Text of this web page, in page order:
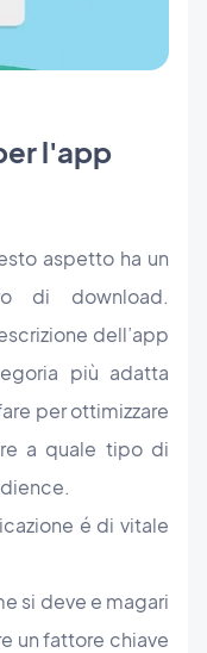
l'app
aspetto ha un
di download.
dell’app
più adatta
per ottimizzare
a quale tipo di
é di vitale
si deve e magari
un fattore chiave